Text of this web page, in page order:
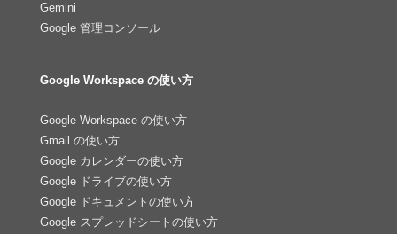
Gemini
Google 管理コンソール
Google Workspace の使い方
Google Workspace の使い方
Gmail の使い方
Google カレンダーの使い方
Google ドライブの使い方
Google ドキュメントの使い方
Google スプレッドシートの使い方